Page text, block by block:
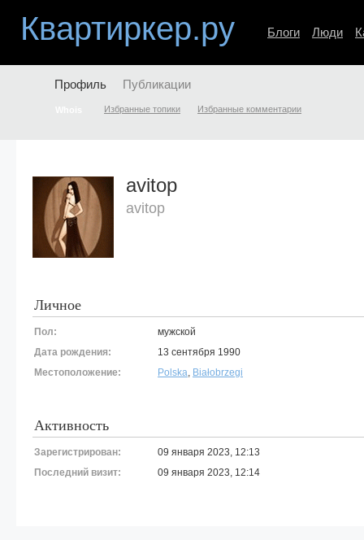
Квартиркер.ру Блоги Люди
Профиль
Избранные топики Избранные комментарии
Публикации
avitop
avitop
Личное
Пол:
мужской
Дата рождения:
13 сентября 1990
Местоположение:
Polska, Białobrzegi
Активность
Зарегистрирован:
09 января 2023, 12:13
Последний визит:
09 января 2023, 12:14